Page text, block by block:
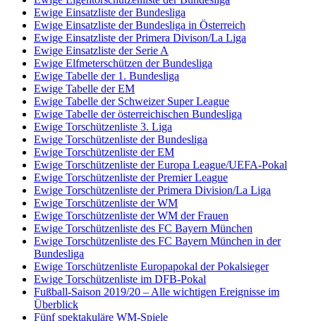
Ewige Einsatzliste der Bundesliga
Ewige Einsatzliste der Bundesliga in Österreich
Ewige Einsatzliste der Primera Divison/La Liga
Ewige Einsatzliste der Serie A
Ewige Elfmeterschützen der Bundesliga
Ewige Tabelle der 1. Bundesliga
Ewige Tabelle der EM
Ewige Tabelle der Schweizer Super League
Ewige Tabelle der österreichischen Bundesliga
Ewige Torschützenliste 3. Liga
Ewige Torschützenliste der Bundesliga
Ewige Torschützenliste der EM
Ewige Torschützenliste der Europa League/UEFA-Pokal
Ewige Torschützenliste der Premier League
Ewige Torschützenliste der Primera Division/La Liga
Ewige Torschützenliste der WM
Ewige Torschützenliste der WM der Frauen
Ewige Torschützenliste des FC Bayern München
Ewige Torschützenliste des FC Bayern München in der
Bundesliga
Ewige Torschützenliste Europapokal der Pokalsieger
Ewige Torschützenliste im DFB-Pokal
Fußball-Saison 2019/20 – Alle wichtigen Ereignisse im
Überblick
Fünf spektakuläre WM-Spiele